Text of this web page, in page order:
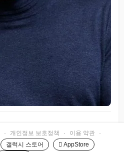
· 개인정보 보호정책 · 이용 약관
·
갤럭시 스토어  AppStore